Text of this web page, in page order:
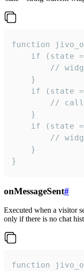
function
if (state
//
    }
if (state
//
    }
if (state
//
    }
}
onMessageSent#
Executed when a visitor
only if there is no chat
function